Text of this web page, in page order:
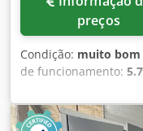
preços
Condição: muito bom
de funcionamento:
,
ZR90 Dodpfezqvvasx
Ano de fabricação: